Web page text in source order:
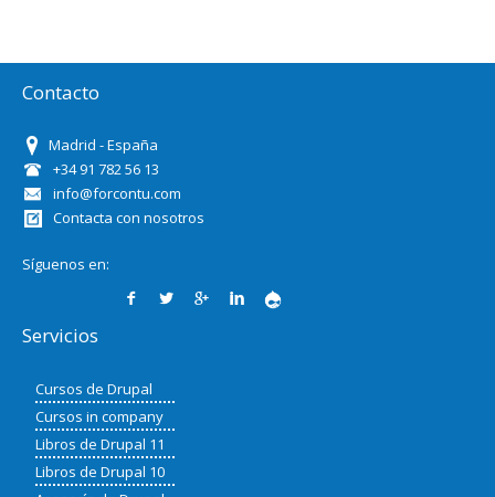
Contacto
Madrid - España
+34 91 782 56 13
info@forcontu.com
Contacta con nosotros
Síguenos en:
Servicios
Cursos de Drupal
Cursos in company
Libros de Drupal 11
Libros de Drupal 10